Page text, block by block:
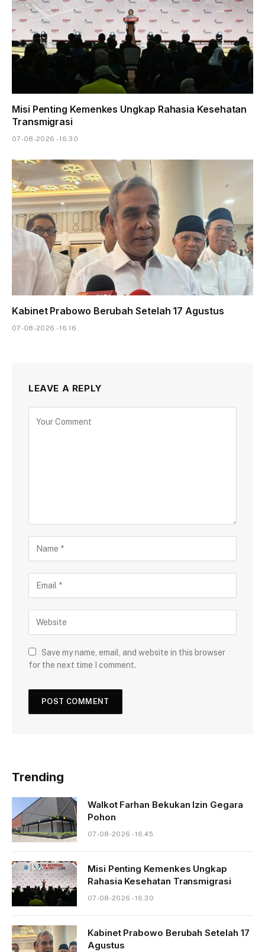
Misi Penting Kemenkes Ungkap Rahasia Kesehatan
Transmigrasi
07-08-2026 - 16.30
Kabinet Prabowo Berubah Setelah 17 Agustus
07-08-2026 - 16.16
LEAVE A REPLY
Save my name, email, and website in this browser
for the next time I comment.
Trending
Walkot Farhan Bekukan Izin Gegara
Pohon
07-08-2026 - 16.45
Misi Penting Kemenkes Ungkap
Rahasia Kesehatan Transmigrasi
07-08-2026 - 16.30
Kabinet Prabowo Berubah Setelah 17
Agustus